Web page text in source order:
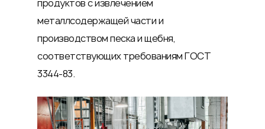
продуктов с извлечением
металлсодержащей части и
производством песка и щебня,
соответствующих требованиям ГОСТ
3344-83.